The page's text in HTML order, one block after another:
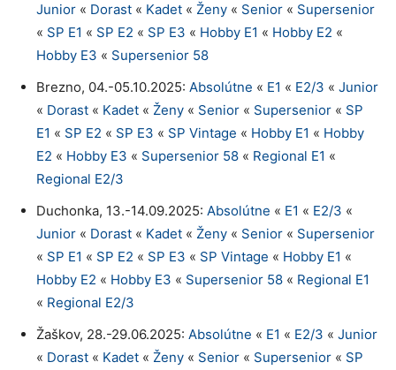
Junior « Dorast « Kadet « Ženy « Senior « Supersenior
« SP E1 « SP E2 « SP E3 « Hobby E1 « Hobby E2 «
Hobby E3 « Supersenior 58
Brezno, 04.-05.10.2025: Absolútne « E1 « E2/3 « Junior
« Dorast « Kadet « Ženy « Senior « Supersenior « SP
E1 « SP E2 « SP E3 « SP Vintage « Hobby E1 « Hobby
E2 « Hobby E3 « Supersenior 58 « Regional E1 «
Regional E2/3
Duchonka, 13.-14.09.2025: Absolútne « E1 « E2/3 «
Junior « Dorast « Kadet « Ženy « Senior « Supersenior
« SP E1 « SP E2 « SP E3 « SP Vintage « Hobby E1 «
Hobby E2 « Hobby E3 « Supersenior 58 « Regional E1
« Regional E2/3
Žaškov, 28.-29.06.2025: Absolútne « E1 « E2/3 « Junior
« Dorast « Kadet « Ženy « Senior « Supersenior « SP